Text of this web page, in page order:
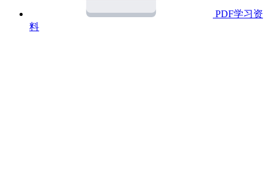
PDF学习资
料